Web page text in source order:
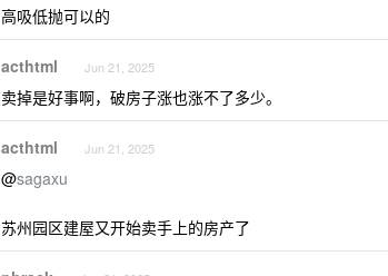
高吸低抛可以的
acthtml Jun 21, 2025
卖掉是好事啊，破房子涨也涨不了多少。
acthtml Jun 21, 2025
@sagaxu
苏州园区建屋又开始卖手上的房产了